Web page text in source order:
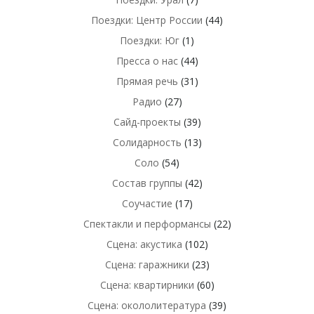
Поездки: Центр России (44)
Поездки: Юг (1)
Пресса о нас(44)
Прямая речь (31)
Радио (27)
Сайд-проекты (39)
Солидарность (13)
Соло (54)
Состав группы (42)
Соучастие (17)
Спектакли и перформансы (22)
Сцена: акустика (102)
Сцена: гаражники (23)
Сцена: квартирники (60)
Сцена: окололитература (39)